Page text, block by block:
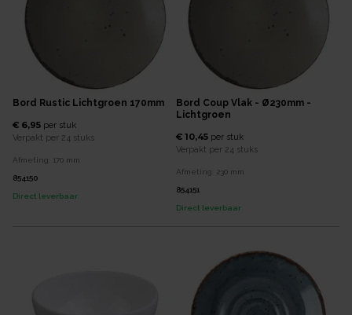
Bord Rustic Lichtgroen 170mm
€ 6,95 per stuk
Verpakt per 24 stuks
Afmeting: 170 mm
854150
Direct leverbaar
Bord Coup Vlak - Ø230mm -
Lichtgroen
€ 10,45 per stuk
Verpakt per 24 stuks
Afmeting: 230 mm
854151
Direct leverbaar